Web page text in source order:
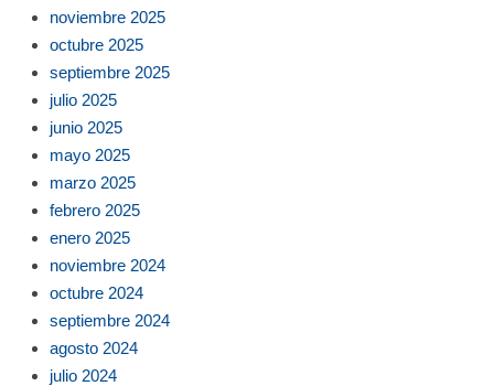
noviembre 2025
octubre 2025
septiembre 2025
julio 2025
junio 2025
mayo 2025
marzo 2025
febrero 2025
enero 2025
noviembre 2024
octubre 2024
septiembre 2024
agosto 2024
julio 2024